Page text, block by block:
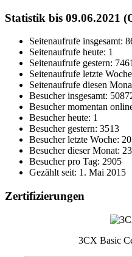
Statistik bis 09.06.2021
Seitenaufrufe insgesamt:
Seitenaufrufe heute: 1
Seitenaufrufe gestern: 7461
Seitenaufrufe letzte
Seitenaufrufe diesen
Besucher insgesamt:
Besucher momentan
Besucher heute: 1
Besucher gestern: 3513
Besucher letzte Woche:
Besucher dieser Monat:
Besucher pro Tag: 2905
Gezählt seit: 1. Mai 2015
Zertifizierungen
3CX Basic